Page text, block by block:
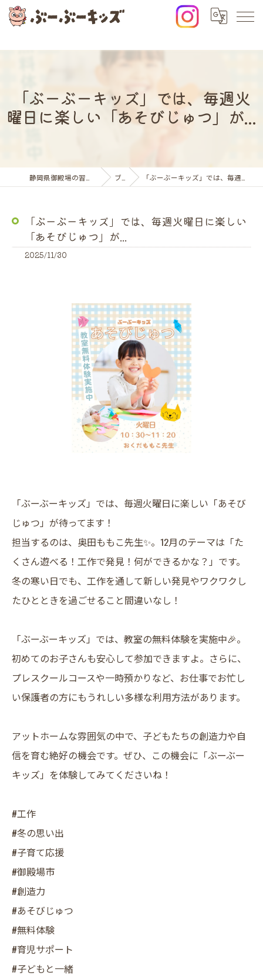
「ぶーぶーキッズ」では、毎週火
曜日に楽しい「あそびじゅつ」が...
ブログ 「ぶーぶーキッズ」では、毎週火曜日に楽しい「あそびじゅつ」が...
「ぶーぶーキッズ」では、毎週火曜日に楽しい
「あそびじゅつ」が...
2025/11/30
「ぶーぶーキッズ」では、毎週火曜日に楽しい「あそび
じゅつ」が待ってます！
担当するのは、奥田ももこ先生✨。12月のテーマは「た
くさん遊べる！工作で発見！何ができるかな？」です。
冬の寒い日でも、工作を通して新しい発見やワクワクし
たひとときを過ごせること間違いなし！
「ぶーぶーキッズ」では、教室の無料体験を実施中🎉。
初めてのお子さんも安心して参加できますよ。さらに、
プレスクールコースや一時預かりなど、お仕事でお忙し
い保護者の方にもうれしい多様な利用方法があります。
アットホームな雰囲気の中で、子どもたちの創造力や自
信を育む絶好の機会です。ぜひ、この機会に「ぶーぶー
キッズ」を体験してみてくださいね！
#工作
#冬の思い出
#子育て応援
#御殿場市
#創造力
#あそびじゅつ
#無料体験
#育児サポート
#子どもと一緒